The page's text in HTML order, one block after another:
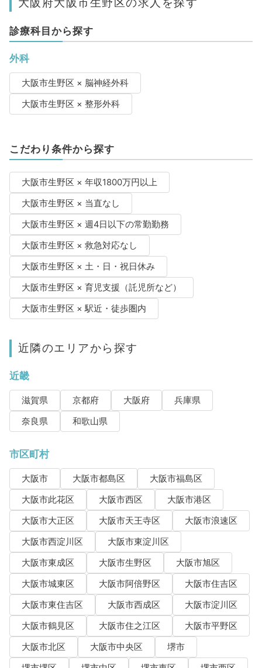
診療科目から探す
外科
大阪市生野区 × 脳神経外科
大阪市生野区 × 整形外科
こだわり条件から探す
大阪市生野区 × 年収1800万円以上
大阪市生野区 × 当直なし
大阪市生野区 × 週4日以下の常勤勤務
大阪市生野区 × 救急対応なし
大阪市生野区 × 土・日・祝日休み
大阪市生野区 × 育児支援（託児所など）
大阪市生野区 × 駅近・徒歩圏内
近隣のエリアから探す
近畿
滋賀県 京都府 大阪府
兵庫県
奈良県
和歌山県
市区町村
大阪市 大阪市都島区
大阪市福島区
大阪市此花区
大阪市西区
大阪市港区
大阪市大正区
大阪市天王寺区
大阪市浪速区
大阪市西淀川区
大阪市東淀川区
大阪市東成区
大阪市生野区
大阪市旭区
大阪市城東区
大阪市阿倍野区
大阪市住吉区
大阪市東住吉区
大阪市西成区
大阪市淀川区
大阪市鶴見区
大阪市住之江区
大阪市平野区
大阪市北区
大阪市中央区
堺市